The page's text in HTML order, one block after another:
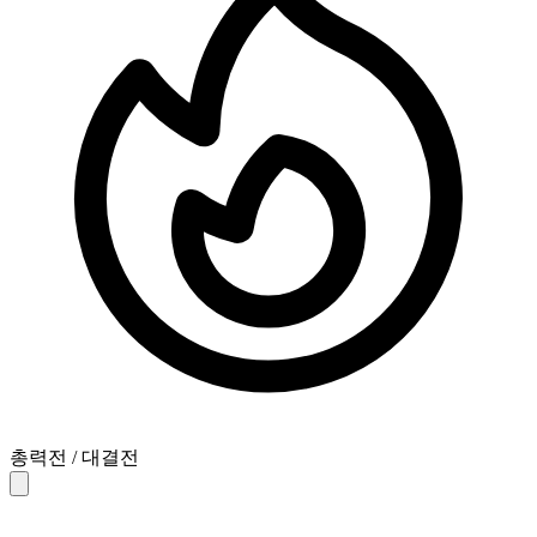
총력전 / 대결전